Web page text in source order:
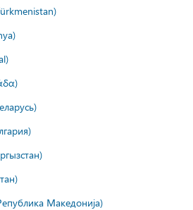
Македонија)